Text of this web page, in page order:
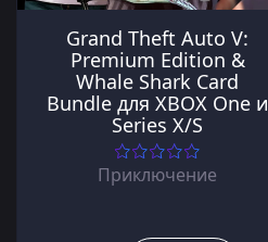
Grand Theft Auto V:
Premium Edition &
Whale Shark Card
Bundle для XBOX One и
Series X/S
Приключение